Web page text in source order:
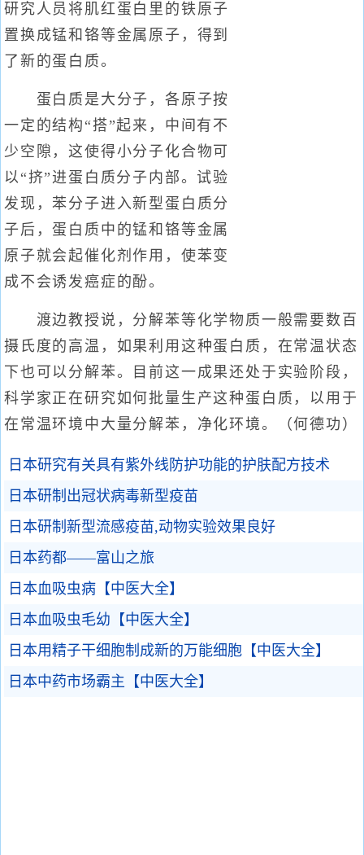
研究人员将肌红蛋白里的铁原子
置换成锰和铬等金属原子，得到
了新的蛋白质。
蛋白质是大分子，各原子按
一定的结构“搭”起来，中间有不
少空隙，这使得小分子化合物可
以“挤”进蛋白质分子内部。试验
发现，苯分子进入新型蛋白质分
子后，蛋白质中的锰和铬等金属
原子就会起催化剂作用，使苯变
成不会诱发癌症的酚。
渡边教授说，分解苯等化学物质一般需要数百
摄氏度的高温，如果利用这种蛋白质，在常温状态
下也可以分解苯。目前这一成果还处于实验阶段，
科学家正在研究如何批量生产这种蛋白质，以用于
在常温环境中大量分解苯，净化环境。（何德功）
日本研究有关具有紫外线防护功能的护肤配方技术
日本研制出冠状病毒新型疫苗
日本研制新型流感疫苗,动物实验效果良好
日本药都——富山之旅
日本血吸虫病【中医大全】
日本血吸虫毛幼【中医大全】
日本用精子干细胞制成新的万能细胞【中医大全】
日本中药市场霸主【中医大全】